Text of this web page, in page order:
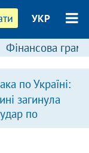
УКР
Фінансова
по Україні:
загинула
по